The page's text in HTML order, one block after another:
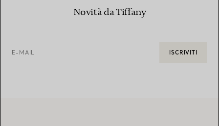
Novità da Tiffany
E-MAIL ISCRIVITI